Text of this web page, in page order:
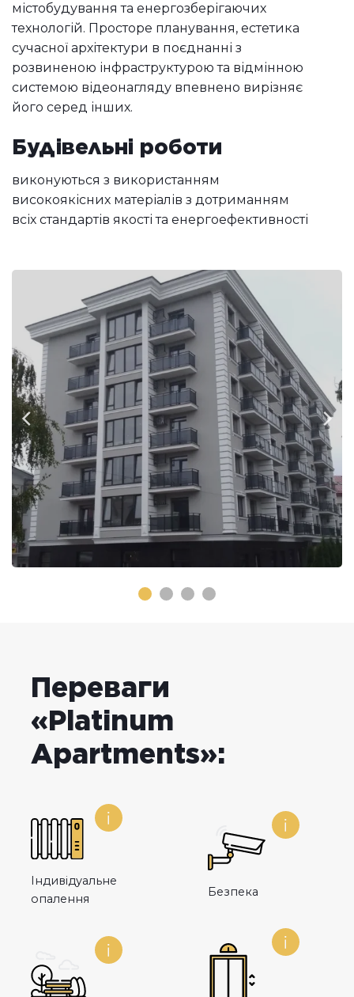
містобудування та енергозберігаючих
технологій. Просторе планування, естетика
сучасної архітектури в поєднанні з
розвиненою інфраструктурою та відмінною
системою відеонагляду впевнено вирізняє
його серед інших.
Будівельні роботи
виконуються з використанням
високоякісних матеріалів з дотриманням
всіх стандартів якості та енергоефективності
Переваги
«Platinum
Apartments»:
Індивідуальне
опалення
Безпека